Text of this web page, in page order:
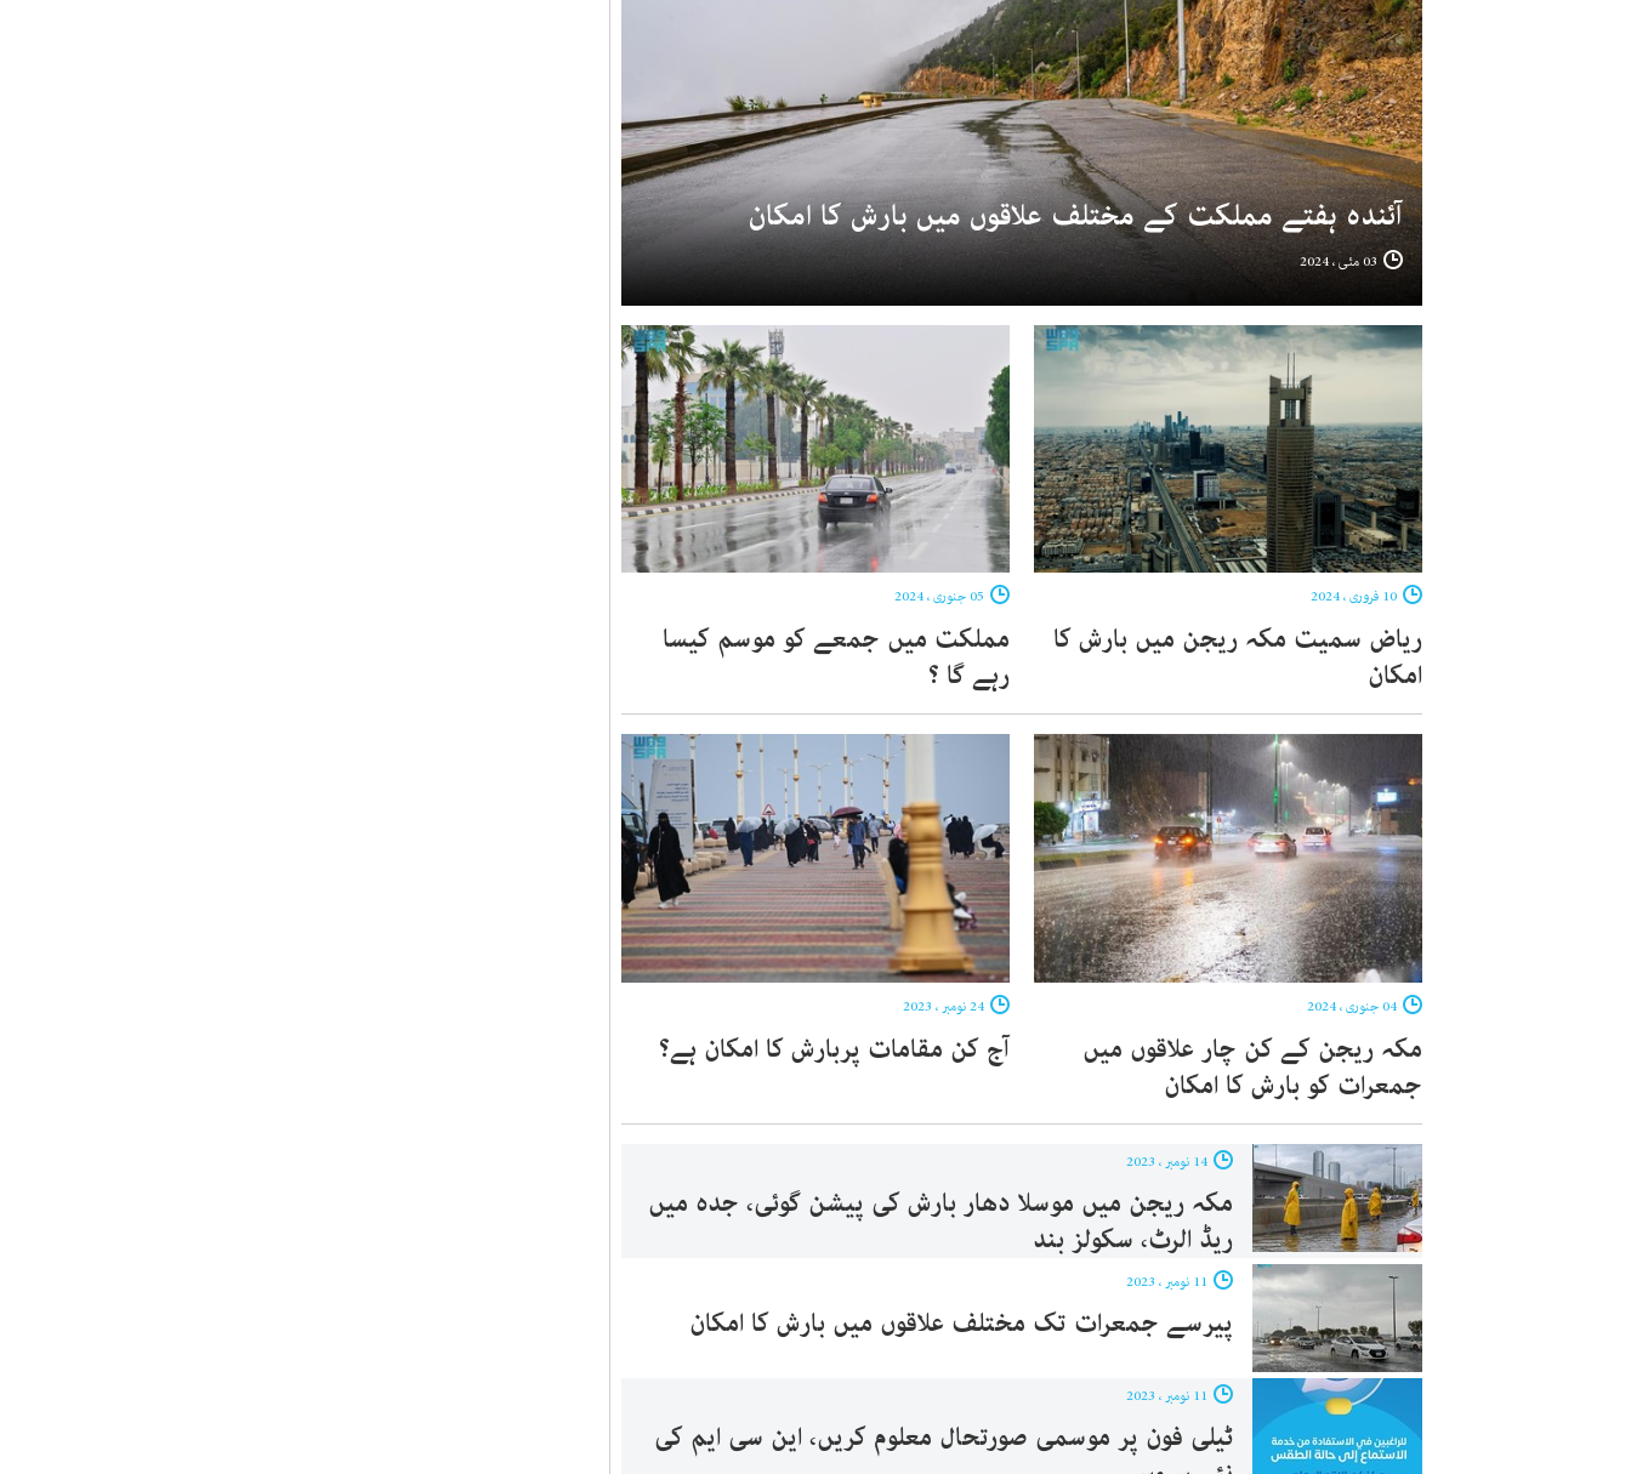
آئندہ ہفتے مملکت کے مختلف علاقوں میں بارش کا امکان
ریاض سمیت مکہ ریجن میں بارش کا
امکان
مملکت میں جمعے کو موسم کیسا
رہے گا ؟
مکہ ریجن کے کن چار علاقوں میں
جمعرات کو بارش کا امکان
آج کن مقامات پربارش کا امکان ہے؟
مکہ ریجن میں موسلا دھار بارش کی پیشن گوئی، جدہ میں
ریڈ الرٹ، سکولز بند
پیرسے جمعرات تک مختلف علاقوں میں بارش کا امکان
ٹیلی فون پر موسمی صورتحال معلوم کریں، این سی ایم کی